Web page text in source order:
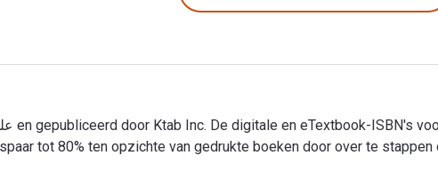
tot 80% ten opzichte van gedrukte boeken door over te